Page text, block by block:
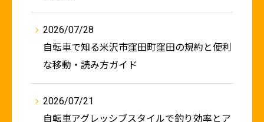
2026/07/28
自転車で知る米沢市窪田町窪田の規約と便利
な移動・読み方ガイド
2026/07/21
自転車アグレッシブスタイルで釣り効率とア